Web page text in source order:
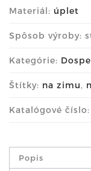
Materiál: úplet
Spôsob výroby:
Kategórie:
Štítky: na zimu,
Katalógové číslo:
Popis